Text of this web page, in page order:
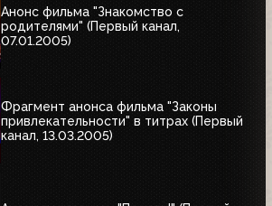
Анонс фильма "Знакомство с
родителями" (Первый канал,
07.01.2005)
Фрагмент анонса фильма "Законы
привлекательности" в титрах (Первый
канал, 13.03.2005)